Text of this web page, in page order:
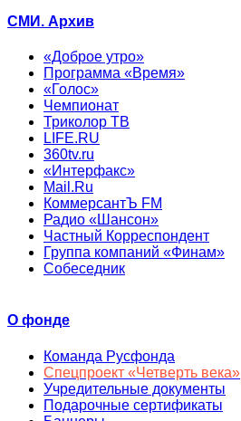
СМИ. Архив
«Доброе утро»
Программа «Время»
«Голос»
Чемпионат
Триколор ТВ
LIFE.RU
360tv.ru
«Интерфакс»
Mail.Ru
КоммерсантЪ FM
Радио «Шансон»
Частный Корреспондент
Группа компаний «Финам»
Собеседник
О фонде
Команда Русфонда
Спецпроект «Четверть века»
Учредительные документы
Подарочные сертификаты